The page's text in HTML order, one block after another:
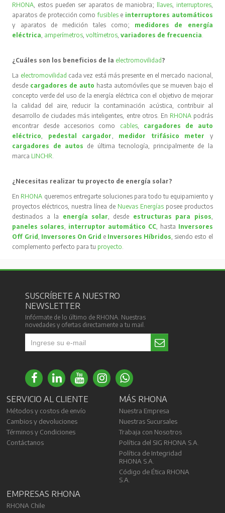
RHONA , estos pueden ser aparatos de maniobra; llaves, interruptores,
aparatos de protección comofusibles e interruptores automáticos
y aparatos de medición tales como; medidores de energía
eléctrica amperímetros ,voltímetros ,variadores de frecuencia
¿Cuáles son los beneficios de la electromovilidad ?
La electromovilidad cada vez está más presente en el mercado nacional,
desde cargadores de auto hasta automóviles que se mueven bajo el
concepto verde del uso de la energía eléctrica con el objetivo de mejorar
la calidad del aire, reducir la contaminación acústica, contribuir al
desarrollo de ciudades más inteligentes, entre otros. En RHONA podrás
encontrar desde accesorios como cables, cargadores de auto
eléctrico
pedestal cargador medidor trifásico meter
y
cargadores de autos de última tecnología, principalmente de la
marca LINCHR
¿Necesitas realizar tu proyecto de energía solar?
En RHONA queremos entregarte soluciones para todo tu equipamiento y
proyectos eléctricos, nuestra línea de Nuevas Energíasposee productos
destinados a la energía solar , desde estructuras para pisos
paneles solares
interruptor automático CC, hasta Inversores
Off Grid
Inversores On Grid e Inversores Híbridos , siendo esto el
complemento perfecto para tu proyecto
SUSCRÍBETE A NUESTRO
NEWSLETTER
Infórmate de lo último de RHONA. Nuestras
novedades y ofertas directamente a tu mail.
SERVICIO AL CLIENTE
Métodos y costos de envío
Cambios y devoluciones
Términos y Condiciones
Contáctanos
MÁS RHONA
Nuestra Empresa
Nuestras Sucursales
Trabaja con Nosotros
Política del SIG RHONA S.A.
Política de Integridad
RHONA S.A.
Código de Ética RHONA
S.A.
EMPRESAS RHONA
RHONA Chile